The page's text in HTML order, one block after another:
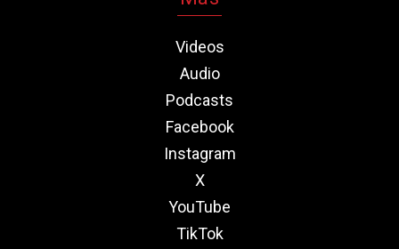
Videos
Audio
Podcasts
Facebook
Instagram
X
YouTube
TikTok